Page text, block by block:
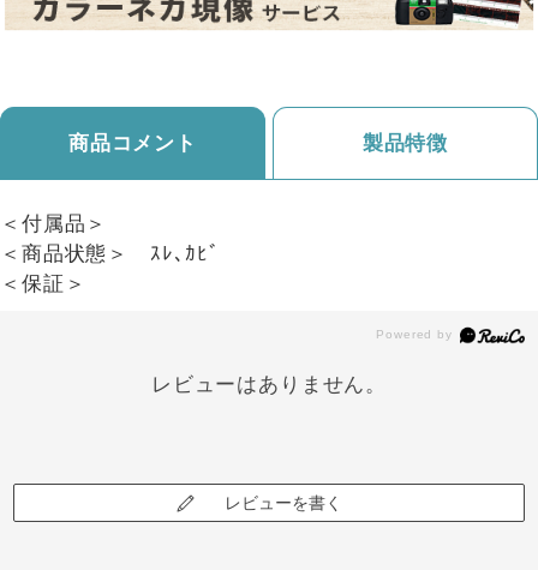
商品コメント 製品特徴
＜付属品＞
＜商品状態＞ ｽﾚ､ｶﾋﾞ
＜保証＞
レビューはありません。
レビューを書く